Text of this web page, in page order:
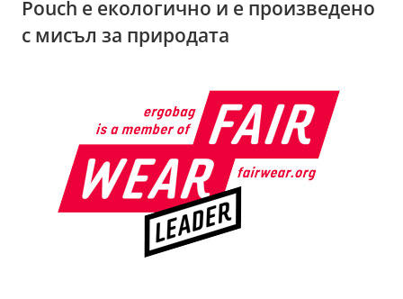
Pouch е екологично и е произведено
с мисъл за природата